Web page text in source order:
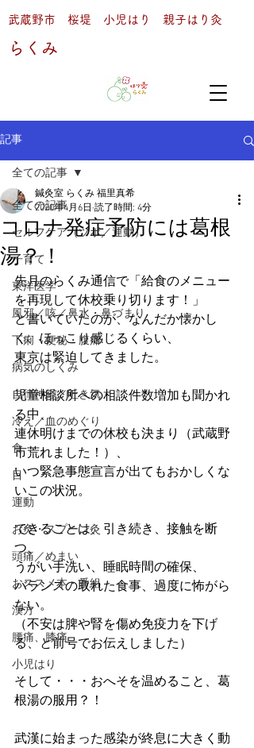
武蔵野市 桜堤 小児はり 親子はり灸
らくみ
記事
全ての記事
セルフケア（ツボ／運動）
子育て
東洋医学
風邪／咳／鼻水・鼻づまり
下痢・便秘・腹痛
病気のしくみ
自律神経／吐き気
冷え／血のめぐり
食
目
運動
お灸・スプーン灸
頭痛／めまい
おススメ本・番組
漢方
腰痛、膝痛
小児はり
全ての記事
コロナ発症予防には葛根
湯？！
鍼灸室 らくみ 福里真希
2020年4月6日 読了時間: 4分
先月のらくみ通信で「給食のメニュー
を再現して休校乗り切ります！」
と書いていたのが、なんだか懐かし
く、ほっこり感じるくらい、
東京は緊迫してきました。
児童相談所への相談件数増加も聞かれ
る中、
連休明けまでの休校も決まり（武蔵野
市荒れました！）、
いつ緊急事態宣言が出てもおかしくな
いこの状況。
できることは、引き続き、接触を断
つ、
うがい手洗い、睡眠時間の確保、
バランスの取れた食事、過度に怖がら
ない。
（不安は脾や腎を傷め免疫力を下げ
る、と前号でお伝えしました）
そして・・・おへそを温めること、葛
根湯の服用？！
武漢に始まった感染が終息に大きく動